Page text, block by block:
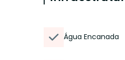
Água Encanada